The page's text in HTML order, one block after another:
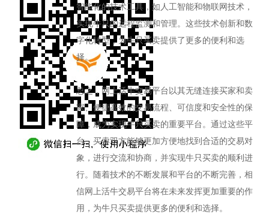
智能化的技术工具，如人工智能和物联网技术，
实现牛只的远程监测和管理。这些技术创新和数
字化转型，为牛只买卖提供了更多的便利和选
择。
总之，网上活牛交易平台以其无缝连接买家和卖
家、便捷高效的交易流程、可信度和安全性的保
障，成为实现牛只买卖的重要平台。通过这些平
台，买卖双方能够更加方便地找到合适的交易对
象，进行交流和协商，并实现牛只买卖的顺利进
行。随着技术的不断发展和平台的不断完善，相
信网上活牛交易平台将在未来发挥更加重要的作
用，为牛只买卖提供更多的便利和选择。